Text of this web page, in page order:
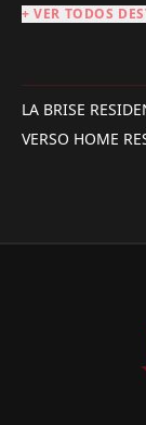
+ VER TODOS
LA BRISE
VERSO HOME